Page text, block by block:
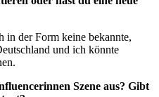
in der Form keine bekannte,
und ich könnte
Szene aus? Gibt